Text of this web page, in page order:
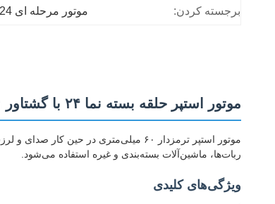
برجسته کردن: موتور مرحله ای Nema 24 با حلقه بسته4.1N.m موتور مرحله ای حلقه بسته
موتور استپر حلقه بسته نما ۲۴ با گشتاور ۴.۱ نیوتن متر، ابعاد ۶۰×۶۰×۱۰۰ میلی‌متر و ترمز مغناطیسی دائم
موتور استپر ترمزدار ۶۰ میلی‌متری
ربات‌ها، ماشین‌آلات بسته‌بندی و غیره استفاده می‌شود.
ویژگی‌های کلیدی